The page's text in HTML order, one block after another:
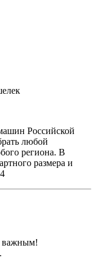
Российской
любой
региона. В
размера и
важным!